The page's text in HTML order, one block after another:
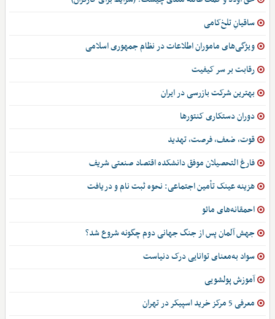
ساقیانِ تلخ‌کامی
ویژگی‌های ماموران اطلاعات در نظام جمهوری اسلامی
رقابت بر سر کیفیت
بهترین شرکت بازرسی در ایران
دوران دستکاری کنتورها
قوت، ضعف، فرصت، تهدید
فارغ التحصیلان موفق دانشکده اقتصاد صنعتی شریف
هزینه عینک تأمین اجتماعی: نحوه ثبت نام و دریافت
احمقانه‌های مائو
جهش آلمان پس از جنگ جهانی دوم چگونه شروع شد؟
سواد به‌معنای توانایی درک دنیاست
آموزش پولشویی
معرفی 5 مرکز خرید اسپیکر در تهران